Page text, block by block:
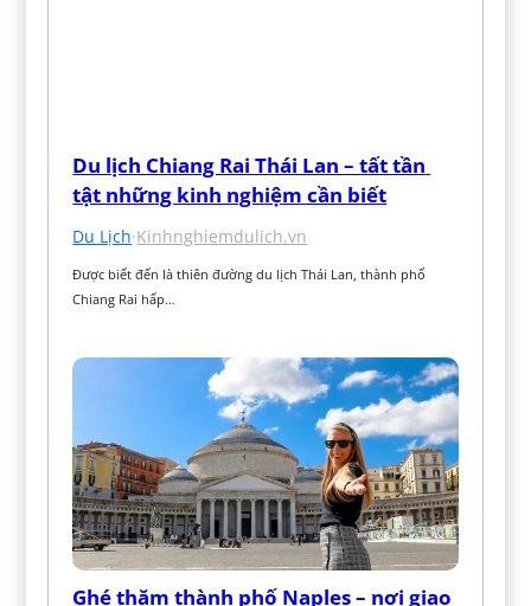
Du lịch Chiang Rai Thái Lan – tất tần
tật những kinh nghiệm cần biết
Du Lịch·Kinhnghiemdulich.vn
Được biết đến là thiên đường du lịch Thái Lan, thành phố
Chiang Rai hấp…
Ghé thăm thành phố Naples – nơi giao